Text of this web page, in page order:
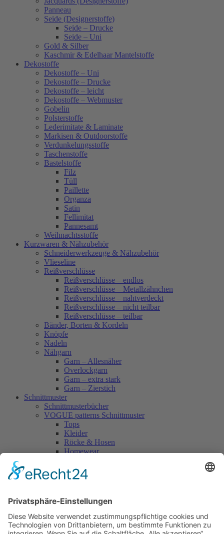
Panneau
Seide (Designerstoffe)
Seide – Drucke
Seide – Uni
Gold & Silber
Kaschmir & Edelhaar Mantelstoffe
Dekostoffe
Dekostoffe – Uni
Dekostoffe – Drucke
Dekostoffe – leicht
Dekostoffe – Webmuster
Gobelin
Polsterstoffe
Lederimitate & Laminate
Markisen & Outdoorstoffe
Verdunkelungsstoffe
Taschenstoffe
Bastelstoffe
Filz
Tüll
Paillette
Organza
Satin
Fellimitat
Pannesamt
Weihnachtsstoffe
Kurzwaren & Nähzubehör
Schneiderwerkzeuge & Nähzubehör
Vlieseline
Reißverschlüsse
Reißverschlüsse – endlos
Reißverschlüsse – Metallzähnchen
Reißverschlüsse – nahtverdeckt
Reißverschlüsse – nicht teilbar
Reißverschlüsse – teilbar
Bänder, Borten & Kordeln
Knöpfe
Nadeln
Nähgarn
Garn – Allesnäher
Overlockgarn
Garn – extra stark
Garn – Zierstich
Schnittmuster
Schnittmusterbücher
VOGUE patterns Schnittmuster
Tops
Kleider
Röcke & Hosen
Homewear
Vogue Vintage
Herren
Accessoires
Einzelschnittmuster Burda
Tops
Kleider